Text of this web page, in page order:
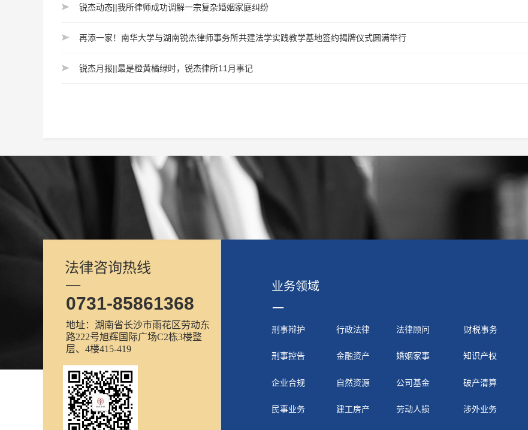
锐杰动态||我所律师成功调解一宗复杂婚姻家庭纠纷
再添一家！南华大学与湖南锐杰律师事务所共建法学实践教学基地签约揭牌仪式圆满举行
锐杰月报||最是橙黄橘绿时，锐杰律所11月事记
法律咨询热线
业务领域
一
刑事辩护 行政法律 法律顾问
婚姻家事
劳动人损
公司基金
财税事务
破产清算
知识产权
涉外业务
金融资产
自然资源
建工房产
刑事控告
企业合规
民事业务
地址：湖南省长沙市雨花区劳动东
路222号旭辉国际广场C2栋3楼整
层、4楼415-419
0731-85861368
—